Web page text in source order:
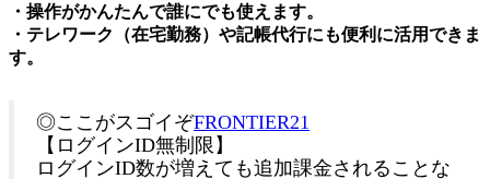
・操作がかんたんで誰にでも使えます。
・テレワーク（在宅勤務）や記帳代行にも便利に活用できま
す。
◎ここがスゴイぞFRONTIER21
【ログインID無制限】
ログインID数が増えても追加課金されることな